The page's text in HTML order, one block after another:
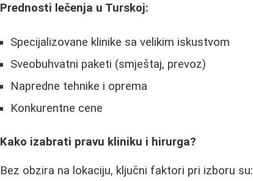
Prednosti lečenja u Turskoj:
Specijalizovane klinike sa velikim iskustvom
Sveobuhvatni paketi (smještaj, prevoz)
Napredne tehnike i oprema
Konkurentne cene
Kako izabrati pravu kliniku i hirurga?
Bez obzira na lokaciju, ključni faktori pri izboru su: